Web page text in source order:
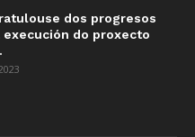
dos progresos
execución do proxecto